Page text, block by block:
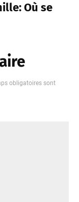
Où se
obligatoires sont